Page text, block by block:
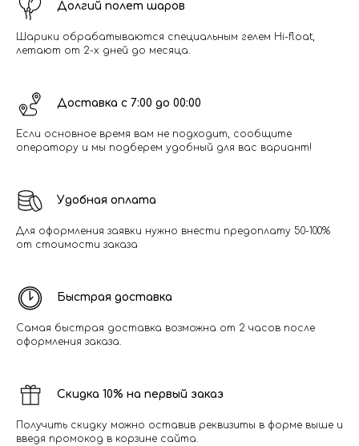
Долгий полет шаров
Шарики обрабатываются специальным гелем Hi-float,
летают от 2-х дней до месяца.
Доставка с 7:00 до 00:00
Если основное время вам не подходит, сообщите
оператору и мы подберем удобный для вас вариант!
Удобная оплата
Для оформления заявки нужно внести предоплату 50-100%
от стоимости заказа
Быстрая доставка
Самая быстрая доставка возможна от 2 часов после
оформления заказа.
Скидка 10% на первый заказ
Получить скидку можно оставив реквизиты в форме выше и
введя промокод в корзине сайта.